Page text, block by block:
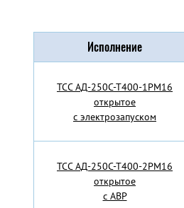
Исполнение
TCC АД-250С-Т400-1РМ16
открытое
с электрозапуском
TCC АД-250С-Т400-2РМ16
открытое
с АВР